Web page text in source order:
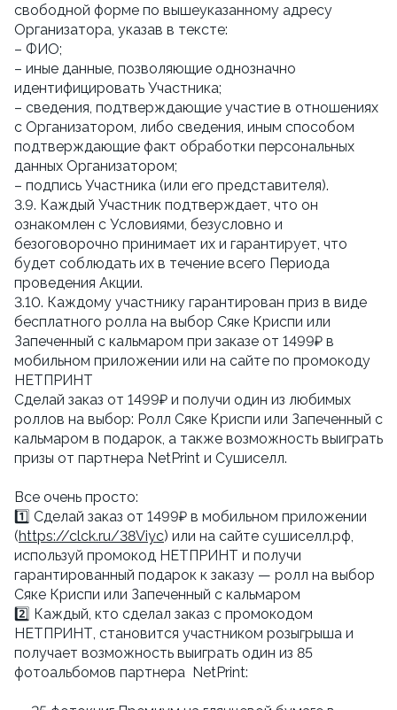
свободной форме по вышеуказанному адресу
Организатора, указав в тексте:
– ФИО;
– иные данные, позволяющие однозначно
идентифицировать Участника;
– сведения, подтверждающие участие в отношениях
с Организатором, либо сведения, иным способом
подтверждающие факт обработки персональных
данных Организатором;
– подпись Участника (или его представителя).
3.9. Каждый Участник подтверждает, что он
ознакомлен с Условиями, безусловно и
безоговорочно принимает их и гарантирует, что
будет соблюдать их в течение всего Периода
проведения Акции.
3.10. Каждому участнику гарантирован приз в виде
бесплатного ролла на выбор Сяке Криспи или
Запеченный с кальмаром при заказе от 1499₽ в
мобильном приложении или на сайте по промокоду
НЕТПРИНТ
Сделай заказ от 1499₽ и получи один из любимых
роллов на выбор: Ролл Сяке Криспи или Запеченный с
кальмаром в подарок, а также возможность выиграть
призы от партнера NetPrint и Сушиселл.
Все очень просто:
1️⃣ Сделай заказ от 1499₽ в мобильном приложении
(https://clck.ru/38Viyc) или на сайте сушиселл.рф,
используй промокод НЕТПРИНТ и получи
гарантированный подарок к заказу — ролл на выбор
Сяке Криспи или Запеченный с кальмаром
2️⃣ Каждый, кто сделал заказ с промокодом
НЕТПРИНТ, становится участником розыгрыша и
получает возможность выиграть один из 85
фотоальбомов партнера NetPrint: